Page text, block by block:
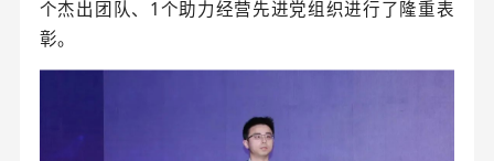
个杰出团队、1个助力经营先进党组织进行了隆重表
彰。